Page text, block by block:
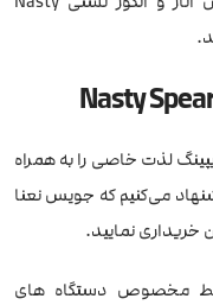
لذت خاصی را به همراه
می‌کنیم که جویس نعنا
مخصوص دستگاه های